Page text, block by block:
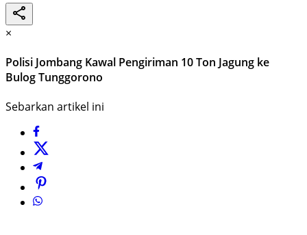
×
Polisi Jombang Kawal Pengiriman 10 Ton Jagung ke
Bulog Tunggorono
Sebarkan artikel ini